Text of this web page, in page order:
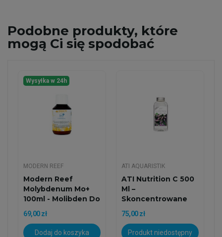
Podobne produkty, które
mogą Ci się spodobać
Wysyłka w 24h
MODERN REEF
Modern Reef
Molybdenum Mo+
100ml - Molibden Do
Akwarium...
69,00 zł
Dodaj do koszyka
ATI AQUARISTIK
ATI Nutrition C 500
Ml –
Skoncentrowane
Źródło Węgla Dla...
75,00 zł
Produkt niedostępny